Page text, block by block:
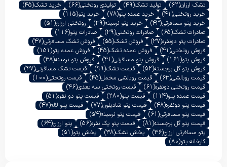
تشک ارزان(62) تولید تشک(49) تولیدی روتختی(66) خرید تشک(45)
خرید روتختی(41) خرید عمده پتو(78) خرید پتو(115)
خرید پتو مسافرتی(43) خرید پتو نرمینه(39) روتختی ارزان(51)
صادرات تشک(65) صادرات روتختی(39) صادرات پتو(116)
صادرات پتو دونفره(37) فروش تشک(55) فروش تشک مسافرتی(47)
فروش روتختی(41) فروش عمده تشک(45) فروش عمده پتو(151)
فروش پتو(161) فروش پتو مسافرتی(41) فروش پتو نرمینه(38)
فروش پتو گل برجسته(52) قیمت تشک(99) قیمت تشک مسافرتی(47)
قیمت روبالشی(63) قیمت روبالشی مخمل(45) قیمت روتختی(100)
قیمت روتختی دونفره(61) قیمت روتختی سه بعدی(46)
قیمت عمده پتو(114) قیمت پتو(280) قیمت پتو دو نفره(51)
قیمت پتو دونفره(48) قیمت پتو شادیلون(77) قیمت پتو لاله(47)
قیمت پتو مسافرتی(61) قیمت پتو نرمینه(54)
قیمت پتو گل برجسته(81) قیمت پتو یک نفره(56) پتو ارزان(64)
پتو مسافرتی ارزان(36) پخش تشک(38) پخش پتو(51)
کارخانه پتو(80)